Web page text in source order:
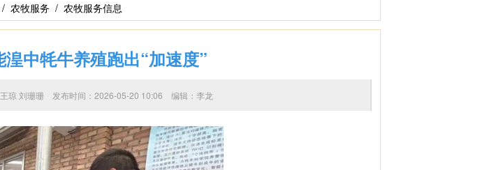
/ 农牧服务 / 农牧服务信息
湟中牦牛养殖跑出“加速度”
王琼 刘珊珊 发布时间：2026-05-20 10:06 编辑：李龙